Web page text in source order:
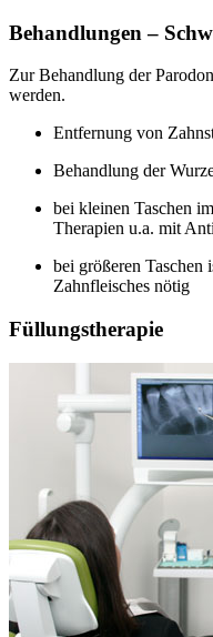
Behandlungen –
Zur Behandlung der
werden.
Entfernung von
Behandlung der
bei kleinen Taschen
Therapien u.a. mit
bei größeren Taschen
Zahnfleisches nötig
Füllungstherapie